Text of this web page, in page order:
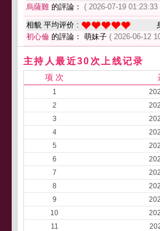
烏薩雞 的評論： ( 2026-07-19 01:23:33
相貌 平均评价 :
初心倫 的評論： 萌妹子 ( 2026-06-12
主持人最近30次上线记录
项 次
1
2
3
4
5
6
7
8
9
10
11